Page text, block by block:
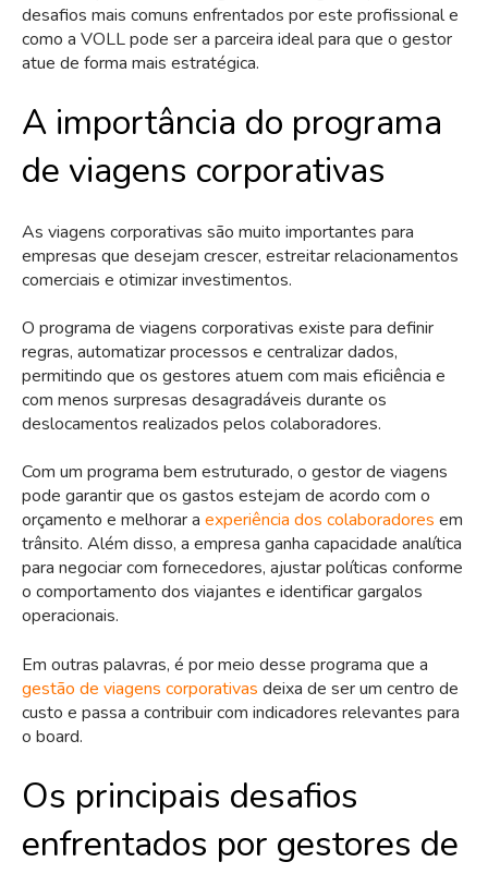
desafios mais comuns enfrentados por este profissional e
como a VOLL pode ser a parceira ideal para que o gestor
atue de forma mais estratégica.
A importância do programa
de viagens corporativas
As viagens corporativas são muito importantes para
empresas que desejam crescer, estreitar relacionamentos
comerciais e otimizar investimentos.
O programa de viagens corporativas existe para definir
regras, automatizar processos e centralizar dados,
permitindo que os gestores atuem com mais eficiência e
com menos surpresas desagradáveis durante os
deslocamentos realizados pelos colaboradores.
Com um programa bem estruturado, o gestor de viagens
pode garantir que os gastos estejam de acordo com o
orçamento e melhorar a experiência dos colaboradores em
trânsito. Além disso, a empresa ganha capacidade analítica
para negociar com fornecedores, ajustar políticas conforme
o comportamento dos viajantes e identificar gargalos
operacionais.
Em outras palavras, é por meio desse programa que a
gestão de viagens corporativas deixa de ser um centro de
custo e passa a contribuir com indicadores relevantes para
o board.
Os principais desafios
enfrentados por gestores de